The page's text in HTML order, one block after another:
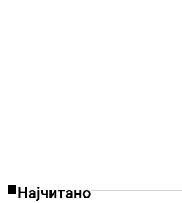
Најчитано